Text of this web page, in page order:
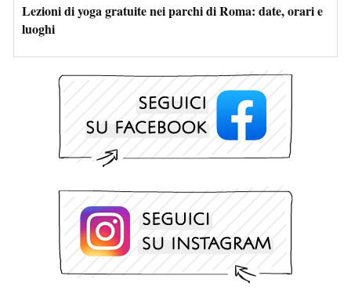
Lezioni di yoga gratuite nei parchi di Roma: date, orari e
luoghi